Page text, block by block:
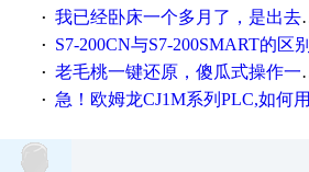
· 我已经卧床一个多月了，是出去安装机械手在高速遭遇车祸所致:大家工作都要特别注意啊
· S7-200CN与S7-200SMART的区别
· 老毛桃一键还原，傻瓜式操作一键轻松备份还原；程序为向导式安装，一键即可实现自动备份或还原系统。
· 急！欧姆龙CJ1M系列PLC,如何用时间控制变频器。要求时间在组态王中可以自由输入！拜托各位大神了！